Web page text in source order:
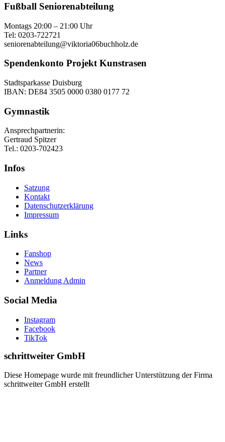
Fußball Seniorenabteilung
Montags 20:00 – 21:00 Uhr
Tel: 0203-722721
seniorenabteilung@viktoria06buchholz.de
Spendenkonto Projekt Kunstrasen
Stadtsparkasse Duisburg
IBAN: DE84 3505 0000 0380 0177 72
Gymnastik
Ansprechpartnerin:
Gertraud Spitzer
Tel.: 0203-702423
Infos
Satzung
Kontakt
Datenschutzerklärung
Impressum
Links
Fanshop
News
Partner
Anmeldung Admin
Social Media
Instagram
Facebook
TikTok
schrittweiter GmbH
Diese Homepage wurde mit freundlicher Unterstützung der Firma
schrittweiter GmbH erstellt